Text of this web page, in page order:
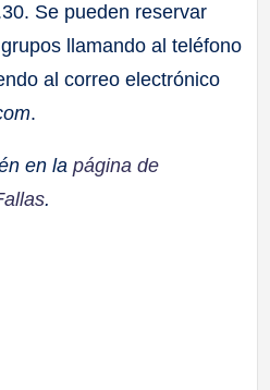
Se pueden reservar
llamando al teléfono
al correo electrónico
.
en lapágina de
.